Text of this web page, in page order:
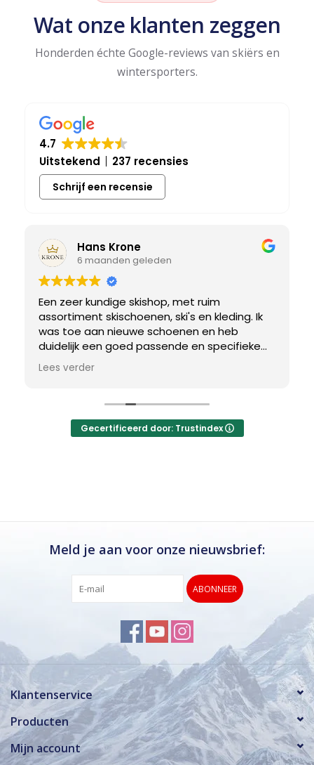
Wat onze klanten zeggen
Honderden échte Google-reviews van skiërs en
wintersporters.
4.7
Uitstekend
237 recensies
Schrijf een recensie
Hans Krone
6 maanden geleden
Een zeer kundige skishop, met ruim
assortiment skischoenen, ski's en kleding. Ik
was toe aan nieuwe schoenen en heb
duidelijk een goed passende en specifieke
breedtemaat nodig. Er werd uitgebreid de
tijd genomen om de juiste schoen te vinden.
gevonden, waar met een paar kleine
aanpassing het perfecte model van werd
gemaakt.
Lees verder
Gecertificeerd door: Trustindex
Meld je aan voor onze nieuwsbrief:
ABONNEER
Klantenservice
Producten
Mijn account